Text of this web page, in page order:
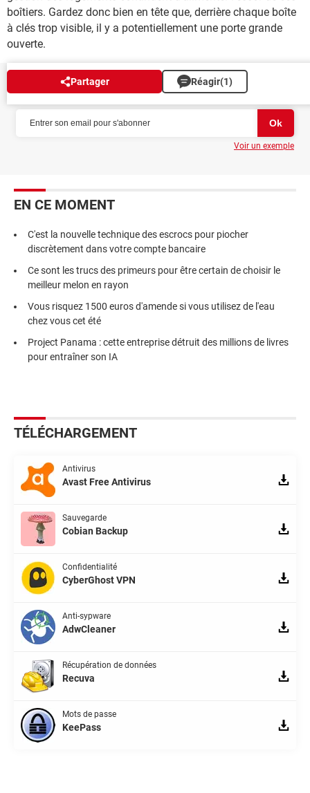
boîtiers. Gardez donc bien en tête que, derrière chaque boîte
à clés trop visible, il y a potentiellement une porte grande
ouverte.
Partager Réagir(1)
NEWSLETTER
Voir un exemple
EN CE MOMENT
C'est la nouvelle technique des escrocs pour piocher
discrètement dans votre compte bancaire
Ce sont les trucs des primeurs pour être certain de choisir le
meilleur melon en rayon
Vous risquez 1500 euros d'amende si vous utilisez de l'eau
chez vous cet été
Project Panama : cette entreprise détruit des millions de livres
pour entraîner son IA
TÉLÉCHARGEMENT
Antivirus
Avast Free Antivirus
Sauvegarde
Cobian Backup
Confidentialité
CyberGhost VPN
Anti-sypware
AdwCleaner
Récupération de données
Recuva
Mots de passe
KeePass